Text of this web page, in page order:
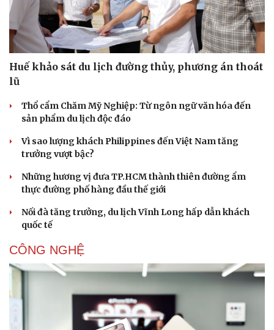
Huế khảo sát du lịch đường thủy, phương án thoát
lũ
Thổ cẩm Chăm Mỹ Nghiệp: Từ ngôn ngữ văn hóa đến
sản phẩm du lịch độc đáo
Vì sao lượng khách Philippines đến Việt Nam tăng
trưởng vượt bậc?
Những hương vị đưa TP.HCM thành thiên đường ẩm
thực đường phố hàng đầu thế giới
Nối đà tăng trưởng, du lịch Vĩnh Long hấp dẫn khách
quốc tế
CÔNG NGHỆ